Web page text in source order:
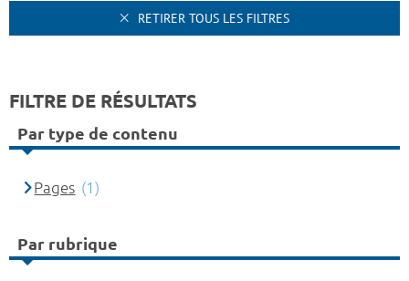
RETIRER TOUS LES FILTRES
FILTRE DE RÉSULTATS
Par type de contenu
Pages (1)
Par rubrique